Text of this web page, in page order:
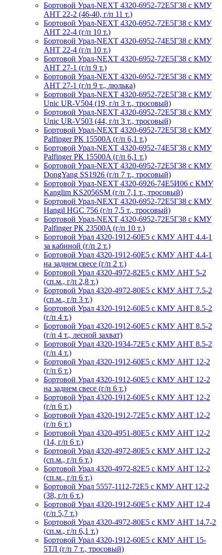
Бортовой Урал-NEXT 4320-6952-72Е5Г38 с КМУ
АНТ 22-2 (46-40, г/п 11 т.)
Бортовой Урал-NEXT 4320-6952-72Е5Г38 с КМУ
АНТ 22-4 (г/п 10 т.)
Бортовой Урал-NEXT 4320-6952-74Е5Г38 с КМУ
АНТ 22-4 (г/п 10 т.)
Бортовой Урал-NEXT 4320-6952-72Е5Г38 с КМУ
АНТ 27-1 (г/п 9 т.)
Бортовой Урал-NEXT 4320-6952-72Е5Г38 с КМУ
АНТ 27-1 (г/п 9 т., люлька)
Бортовой Урал-NEXT 4320-6952-72Е5Г38 с КМУ
Unic UR-V504 (19, г/п 3 т., тросовый)
Бортовой Урал-NEXT 4320-6952-72Е5Г38 с КМУ
Unic UR-V503 (44, г/п 3 т., тросовый)
Бортовой Урал-NEXT 4320-6952-72Е5Г38 с КМУ
Palfinger РК 15500A (г/п 6,1 т.)
Бортовой Урал-NEXT 4320-6952-74Е5Г38 с КМУ
Palfinger РК 15500A (г/п 6,1 т.)
Бортовой Урал-NEXT 4320-6952-72Е5Г38 с КМУ
DongYang SS1926 (г/п 7 т., тросовый)
Бортовой Урал-NEXT 4320-6926-74Е5И06 с КМУ
Kanglim KS2056SM (г/п 7,1 т., тросовый)
Бортовой Урал-NEXT 4320-6952-72Е5Г38 с КМУ
Hangil HGC 756 (г/п 7,5 т., тросовый)
Бортовой Урал-NEXT 4320-6952-72Е5Г38 с КМУ
Palfinger РК 23500A (г/п 10 т.)
Бортовой Урал 4320-1912-60Е5 с КМУ АНТ 4.4-1
за кабиной (г/п 2 т.)
Бортовой Урал 4320-1912-60Е5 с КМУ АНТ 4.4-1
на заднем свесе (г/п 2 т.)
Бортовой Урал 4320-4972-82Е5 с КМУ АНТ 5-2
(сп.м., г/п 2,8 т.)
Бортовой Урал 4320-4972-80Е5 с КМУ АНТ 7.5-2
(сп.м., г/п 3 т.)
Бортовой Урал 4320-1912-60Е5 с КМУ АНТ 8.5-2
(г/п 4 т.)
Бортовой Урал 4320-1912-60Е5 с КМУ АНТ 8.5-2
(г/п 4 т., лесной захват)
Бортовой Урал 4320-1934-72Е5 с КМУ АНТ 8.5-2
(г/п 4 т.)
Бортовой Урал 4320-1912-60Е5 с КМУ АНТ 12-2
(г/п 6 т.)
Бортовой Урал 4320-1912-60Е5 с КМУ АНТ 12-2
на заднем свесе (г/п 6 т.)
Бортовой Урал 4320-1912-60Е5 с КМУ АНТ 12-2
(г/п 6 т.)
Бортовой Урал 4320-1912-72Е5 с КМУ АНТ 12-2
(г/п 6 т.)
Бортовой Урал 4320-4951-80Е5 с КМУ АНТ 12-2
(14, г/п 6 т.)
Бортовой Урал 4320-4972-80Е5 с КМУ АНТ 12-2
(сп.м., г/п 6 т.)
Бортовой Урал 4320-4972-82Е5 с КМУ АНТ 12-2
(сп.м., г/п 6 т.)
Бортовой Урал 5557-1112-72Е5 с КМУ АНТ 12-2
(38, г/п 6 т.)
Бортовой Урал 4320-1912-60Е5 с КМУ АНТ 12-4
(г/п 5,7 т.)
Бортовой Урал 4320-4972-80Е5 с КМУ АНТ 14.7-2
(сп.м., г/п 6,1 т.)
Бортовой Урал 4320-1912-60Е5 с КМУ АНТ 15-
5ТЛ (г/п 7 т., тросовый)